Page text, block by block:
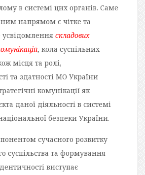
в системі цих органів. Саме
напрямом є чітке та
усвідомлення складових
, кола суспільних
місця та ролі,
та здатності МО України
комунікації як
даної діяльності в системі
безпеки України.
сучасного розвитку
суспільства та формування
виступає